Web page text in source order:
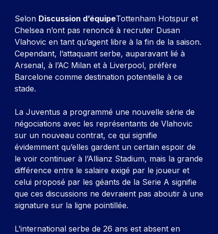
Selon Discussion d’équipeTottenham Hotspur et
Chelsea n’ont pas renoncé à recruter Dusan
Vlahovic en tant qu’agent libre à la fin de la saison.
Cependant, l’attaquant serbe, auparavant lié à
Arsenal, à l’AC Milan et à Liverpool, préfère
Barcelone comme destination potentielle à ce
stade.
La Juventus a programmé une nouvelle série de
négociations avec les représentants de Vlahovic
sur un nouveau contrat, ce qui signifie
évidemment qu’elles gardent un certain espoir de
le voir continuer à l’Allianz Stadium, mais la grande
différence entre le salaire exigé par le joueur et
celui proposé par les géants de la Serie A signifie
que ces discussions ne devraient pas aboutir à une
signature sur la ligne pointillée.
L’international serbe de 26 ans est absent en